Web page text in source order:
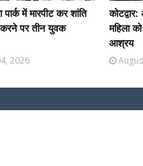
पार्क में मारपीट कर शांति
पर तीन युवक
2026
महिला
आश्रय